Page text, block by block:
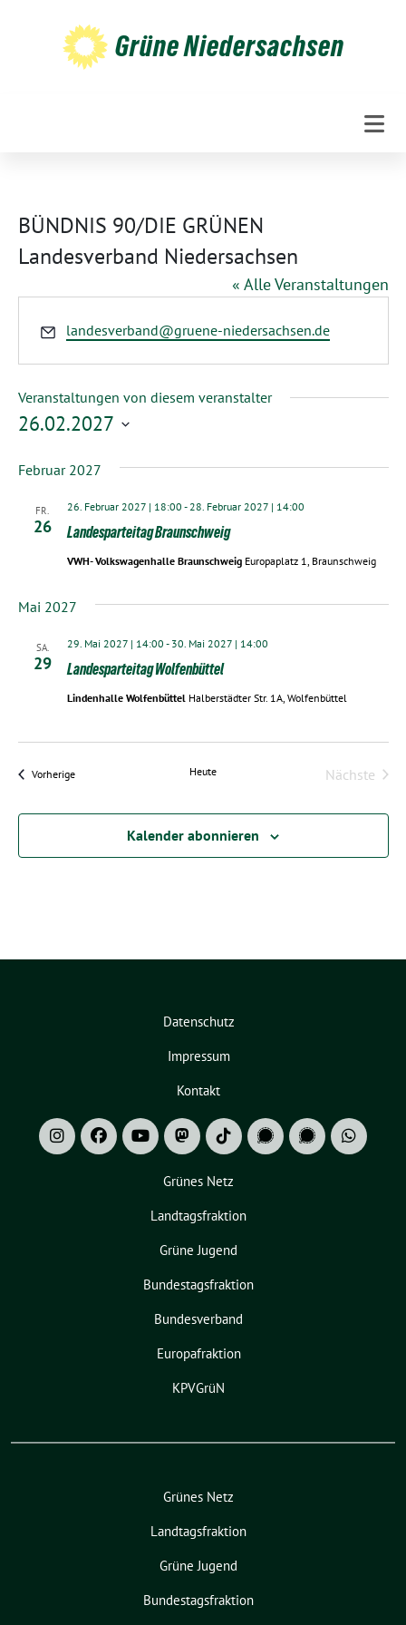
Grüne Niedersachsen
BÜNDNIS 90/DIE GRÜNEN
Landesverband Niedersachsen
« Alle Veranstaltungen
Email
landesverband@gruene-niedersachsen.de
Veranstaltungen von diesem veranstalter
26.02.2027
wählen.
Februar 2027
FR.
26
26. Februar 2027 | 18:00 -28. Februar 2027 | 14:00
Landesparteitag Braunschweig
VWH- Volkswagenhalle Braunschweig Europaplatz 1, Braunschweig
Mai 2027
SA.
29
29. Mai 2027 | 14:00 - 30. Mai 2027 | 14:00
Landesparteitag Wolfenbüttel
Lindenhalle Wolfenbüttel Halberstädter Str. 1A, Wolfenbüttel
VorherigeVeranstaltungen Heute
Nächste
Kalender abonnieren
Datenschutz
Impressum
Kontakt
Grünes Netz
Landtagsfraktion
Grüne Jugend
Bundestagsfraktion
Bundesverband
Europafraktion
KPVGrüN
Grünes Netz
Landtagsfraktion
Grüne Jugend
Bundestagsfraktion